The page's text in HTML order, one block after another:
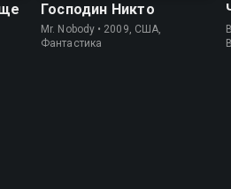
Господин Никто
Mr. Nobody • 2009, США,
Фантастика